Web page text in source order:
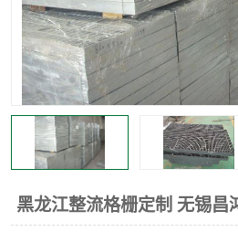
黑龙江整流格栅定制 无锡昌
钢格栅踏步板
整流格栅